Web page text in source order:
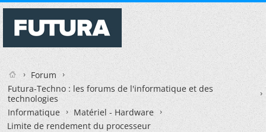
Forum
Futura-Techno : les forums de l'informatique et des
technologies
Informatique
Matériel - Hardware
Limite de rendement du processeur